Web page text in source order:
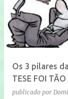
Os 3 pilares
TESE FOI
publicado por